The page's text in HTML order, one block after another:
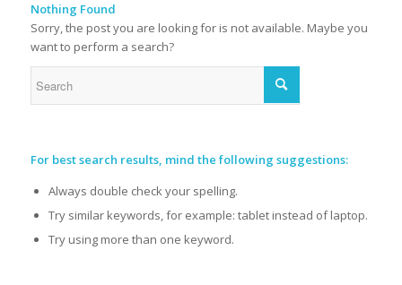
Nothing Found
Sorry, the post you are looking for is not available. Maybe you
want to perform a search?
For best search results, mind the following suggestions:
Always double check your spelling.
Try similar keywords, for example: tablet instead of laptop.
Try using more than one keyword.